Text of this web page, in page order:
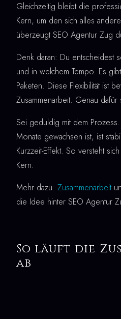
Gleichzeitig bleibt die
Kern, um den sich alles
überzeugt SEO Agentur Zug
Denk daran: Du entscheidest
und in welchem Tempo. Es
Paketen. Diese Flexibilität ist
Zusammenarbeit. Genau
Sei geduldig mit dem
Monate gewachsen ist, ist
Kurzzeit-Effekt. So versteht
Kern.
Mehr dazu: Zusammenarbeit
die Idee hinter SEO Agentur
So läuft die
ab